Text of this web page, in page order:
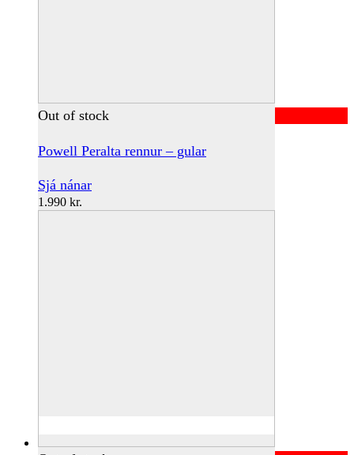
Out of stock
Powell Peralta rennur – gular
Sjá nánar
1.990 kr.